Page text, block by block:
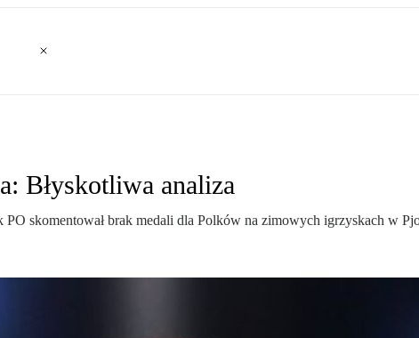
Błyskotliwa analiza
skomentował brak medali dla Polków na zimowych igrzyskach w